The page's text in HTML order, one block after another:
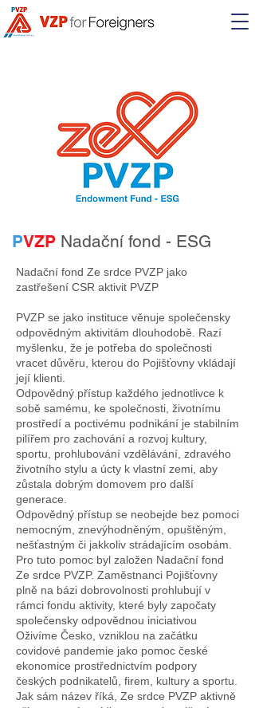
PVZP Nadační fond - ESG
Nadační fond Ze srdce PVZP jako
zastřešení CSR aktivit PVZP
PVZP se jako instituce věnuje společensky
odpovědným aktivitám dlouhodobě. Razí
myšlenku, že je potřeba do společnosti
vracet důvěru, kterou do Pojišťovny vkládají
její klienti.
Odpovědný přístup každého jednotlivce k
sobě samému, ke společnosti, životnímu
prostředí a poctivému podnikání je stabilním
pilířem pro zachování a rozvoj kultury,
sportu, prohlubování vzdělávání, zdravého
životního stylu a úcty k vlastní zemi, aby
zůstala dobrým domovem pro další
generace.
Odpovědný přístup se neobejde bez pomoci
nemocným, znevýhodněným, opuštěným,
nešťastným či jakkoliv strádajícím osobám.
Pro tuto pomoc byl založen Nadační fond
Ze srdce PVZP. Zaměstnanci Pojišťovny
plně na bázi dobrovolnosti prohlubují v
rámci fondu aktivity, které byly započaty
společensky odpovědnou iniciativou
Oživíme Česko, vzniklou na začátku
covidové pandemie jako pomoc české
ekonomice prostřednictvím podpory
českých podnikatelů, firem, kultury a sportu.
Jak sám název říká, Ze srdce PVZP aktivně